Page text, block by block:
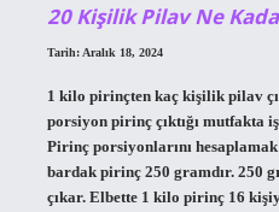
20 Kişilik Pilav Ne
Tarih: Aralık 18, 2024
1 kilo pirinçten kaç kişilik pilav
porsiyon pirinç çıktığı mutfakta
Pirinç porsiyonlarını
bardak pirinç 250 gramdır. 250
çıkar. Elbette 1 kilo pirinç 16